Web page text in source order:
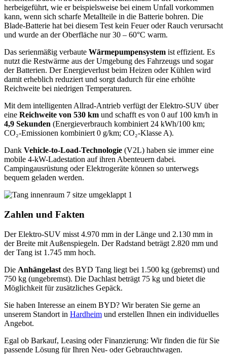
herbeigeführt, wie er beispielsweise bei einem Unfall vorkommen
kann, wenn sich scharfe Metallteile in die Batterie bohren. Die
Blade-Batterie hat bei diesem Test kein Feuer oder Rauch verursacht
und wurde an der Oberfläche nur 30 – 60°C warm.
Das serienmäßig verbaute Wärmepumpensystem ist effizient. Es
nutzt die Restwärme aus der Umgebung des Fahrzeugs und sogar
der Batterien. Der Energieverlust beim Heizen oder Kühlen wird
damit erheblich reduziert und sorgt dadurch für eine erhöhte
Reichweite bei niedrigen Temperaturen.
Mit dem intelligenten Allrad-Antrieb verfügt der Elektro-SUV über
eine Reichweite von 530 km und schafft es von 0 auf 100 km/h in
4,9 Sekunden (Energieverbrauch kombiniert 24 kWh/100 km;
CO₂-Emissionen kombiniert 0 g/km; CO₂-Klasse A).
Dank Vehicle-to-Load-Technologie (V2L) haben sie immer eine
mobile 4-kW-Ladestation auf ihren Abenteuern dabei.
Campingausrüstung oder Elektrogeräte können so unterwegs
bequem geladen werden.
Zahlen und Fakten
Der Elektro-SUV misst 4.970 mm in der Länge und 2.130 mm in
der Breite mit Außenspiegeln. Der Radstand beträgt 2.820 mm und
der Tang ist 1.745 mm hoch.
Die Anhängelast des BYD Tang liegt bei 1.500 kg (gebremst) und
750 kg (ungebremst). Die Dachlast beträgt 75 kg und bietet die
Möglichkeit für zusätzliches Gepäck.
Sie haben Interesse an einem BYD? Wir beraten Sie gerne an
unserem Standort in Hardheim und erstellen Ihnen ein individuelles
Angebot.
Egal ob Barkauf, Leasing oder Finanzierung: Wir finden die für Sie
passende Lösung für Ihren Neu- oder Gebrauchtwagen.